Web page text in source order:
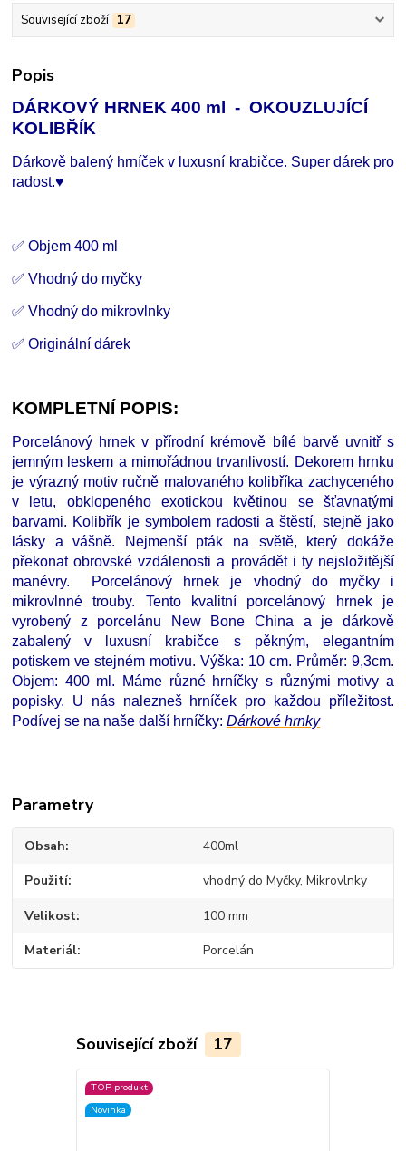
Související zboží 17
Popis
DÁRKOVÝ HRNEK 400 ml - OKOUZLUJÍCÍ
KOLIBŘÍK
Dárkově balený hrníček v luxusní krabičce. Super dárek pro
radost.♥
✅ Objem 400 ml
✅ Vhodný do myčky
✅ Vhodný do mikrovlnky
✅ Originální dárek
KOMPLETNÍ POPIS:
Porcelánový hrnek v přírodní krémově bílé barvě uvnitř s
jemným leskem a mimořádnou trvanlivostí. Dekorem hrnku
je výrazný motiv ručně malovaného kolibříka zachyceného
v letu, obklopeného exotickou květinou se šťavnatými
barvami. Kolibřík je symbolem radosti a štěstí, stejně jako
lásky a vášně. Nejmenší pták na světě, který dokáže
překonat obrovské vzdálenosti a provádět i ty nejsložitější
manévry. Porcelánový hrnek je vhodný do myčky i
mikrovlnné trouby. Tento kvalitní porcelánový hrnek je
vyrobený z porcelánu New Bone China a je dárkově
zabalený v luxusní krabičce s pěkným, elegantním
potiskem ve stejném motivu. Výška: 10 cm. Průměr: 9,3cm.
Objem: 400 ml. Máme různé hrníčky s různými motivy a
popisky. U nás nalezneš hrníček pro každou příležitost.
Podívej se na naše další hrníčky:Dárkové hrnky
Parametry
Obsah 400ml
Použití vhodný do Myčky, Mikrovlnky
Velikost 100 mm
Materiál Porcelán
Související zboží 17
TOP produkt
Novinka